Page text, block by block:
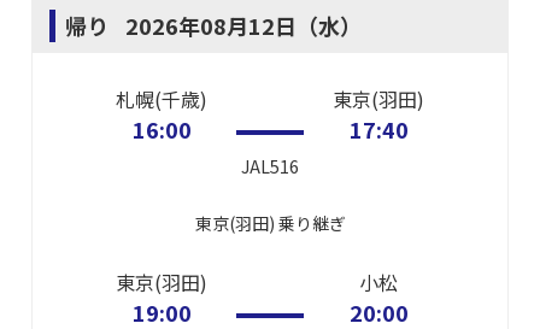
帰り 2026年08月12日（水）
札幌(千歳)
16:00
JAL516
東京(羽田)
17:40
東京(羽田) 乗り継ぎ
東京(羽田)
19:00
小松
20:00